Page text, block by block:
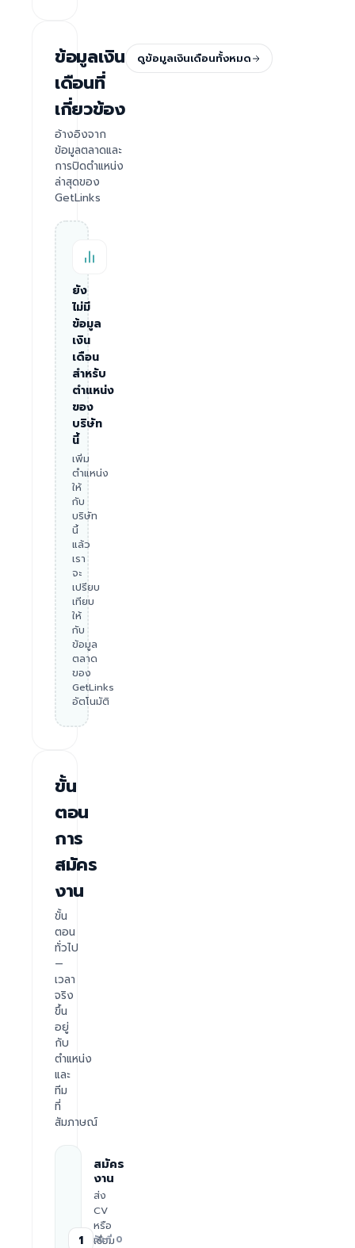
ข้อมูลเงิน
เดือนที่
เกี่ยวข้อง
อ้างอิงจาก
ข้อมูลตลาดและ
การปิดตำแหน่ง
ล่าสุดของ
GetLinks
ดูข้อมูลเงินเดือนทั้งหมด
ยัง
ไม่มี
ข้อมูล
เงิน
เดือน
สำหรับ
ตำแหน่ง
ของ
บริษัท
นี้
เพิ่ม
ตำแหน่ง
ให้
กับ
บริษัท
นี้
แล้ว
เรา
จะ
เปรียบ
เทียบ
ให้
กับ
ข้อมูล
ตลาด
ของ
GetLinks
อัตโนมัติ
ขั้น
ตอน
การ
สมัคร
งาน
ขั้น
ตอน
ทั่วไป
—
เวลา
จริง
ขึ้น
อยู่
กับ
ตำแหน่ง
และ
ทีม
ที่
สัมภาษณ์
1
สมัคร
งาน
ส่ง
CV
หรือ
เชื่อม
วันที่ 0